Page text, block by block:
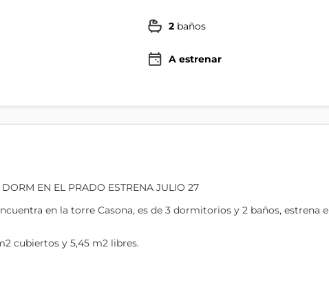
2 baños
A estrenar
EN EL PRADO ESTRENA JULIO 27
en la torre Casona, es de 3 dormitorios y 2 baños, estrena
cubiertos y 5,45 m2 libres.